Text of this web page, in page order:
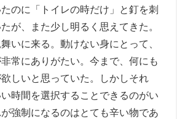
のに「トイレの時だけ」と釘を刺
が、また少し明るく思えてきた。
いに来る。動けない身にとって、
常にありがたい。今まで、何にも
しいと思っていた。しかしそれ
時間を選択することできるのがい
強制になるのはとても辛い物であ